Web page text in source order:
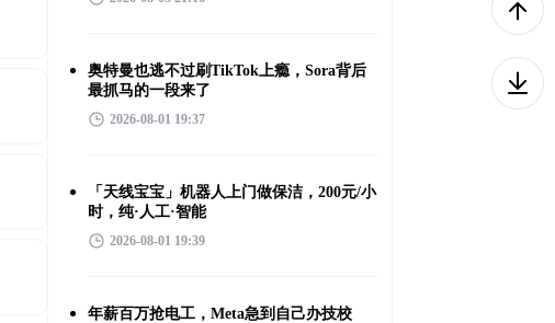
奥特曼也逃不过刷TikTok上瘾，Sora背后
最抓马的一段来了
2026-08-01 19:37
「天线宝宝」机器人上门做保洁，200元/小
时，纯·人工·智能
2026-08-01 19:39
年薪百万抢电工，Meta急到自己办技校